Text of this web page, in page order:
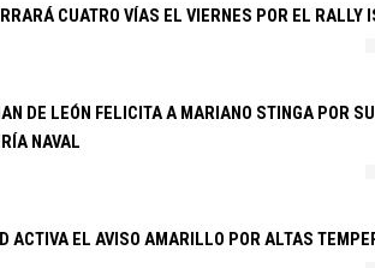
CUATRO VÍAS EL VIERNES POR EL RALLY
DE LEÓN FELICITA A MARIANO STINGA POR
NAVAL
ACTIVA EL AVISO AMARILLO POR ALTAS